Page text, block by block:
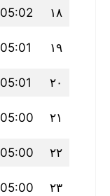
١٨ 05:02
١٩ 05:01
٢٠ 05:01
٢١ 05:00
٢٢ 05:00
٢٣ 05:00